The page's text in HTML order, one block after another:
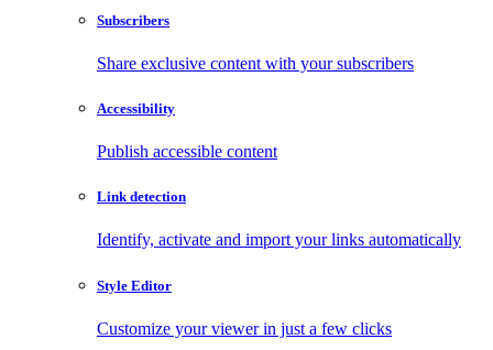
Subscribers
Share exclusive content with your subscribers
Accessibility
Publish accessible content
Link detection
Identify, activate and import your links automatically
Style Editor
Customize your viewer in just a few clicks